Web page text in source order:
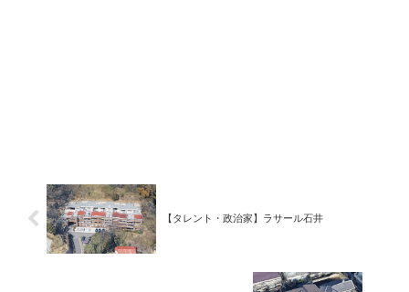
【タレント・政治家】ラサール石井